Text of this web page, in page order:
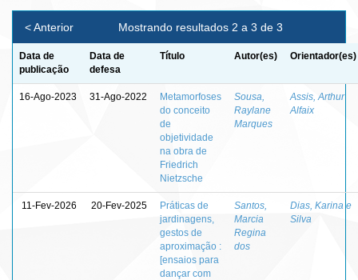
Mostrando resultados 2 a 3 de 3
< Anterior
Data de
publicação
Data de
defesa
Título Autor(es) Orientador(es)
16-Ago-2023 31-Ago-2022
Metamorfoses
do conceito
de
objetividade
na obra de
Friedrich
Nietzsche
Sousa,
Raylane
Marques
Assis, Arthur
Alfaix
11-Fev-2026 20-Fev-2025
Práticas de
jardinagens,
gestos de
aproximação :
[ensaios para
dançar com
Santos,
Marcia
Regina
dos
Dias, Karina e
Silva